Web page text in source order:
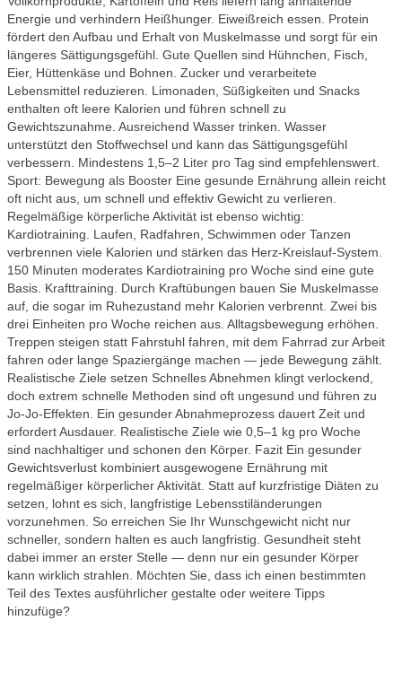
Energie und verhindern Heißhunger. Eiweißreich essen. Protein
fördert den Aufbau und Erhalt von Muskelmasse und sorgt für ein
längeres Sättigungsgefühl. Gute Quellen sind Hühnchen, Fisch,
Eier, Hüttenkäse und Bohnen. Zucker und verarbeitete
Lebensmittel reduzieren. Limonaden, Süßigkeiten und Snacks
enthalten oft leere Kalorien und führen schnell zu
Gewichtszunahme. Ausreichend Wasser trinken. Wasser
unterstützt den Stoffwechsel und kann das Sättigungsgefühl
verbessern. Mindestens 1,5–2 Liter pro Tag sind empfehlenswert.
Sport: Bewegung als Booster Eine gesunde Ernährung allein reicht
oft nicht aus, um schnell und effektiv Gewicht zu verlieren.
Regelmäßige körperliche Aktivität ist ebenso wichtig:
Kardiotraining. Laufen, Radfahren, Schwimmen oder Tanzen
verbrennen viele Kalorien und stärken das Herz‑Kreislauf‑System.
150 Minuten moderates Kardiotraining pro Woche sind eine gute
Basis. Krafttraining. Durch Kraftübungen bauen Sie Muskelmasse
auf, die sogar im Ruhezustand mehr Kalorien verbrennt. Zwei bis
drei Einheiten pro Woche reichen aus. Alltagsbewegung erhöhen.
Treppen steigen statt Fahrstuhl fahren, mit dem Fahrrad zur Arbeit
fahren oder lange Spaziergänge machen — jede Bewegung zählt.
Realistische Ziele setzen Schnelles Abnehmen klingt verlockend,
doch extrem schnelle Methoden sind oft ungesund und führen zu
Jo‑Jo‑Effekten. Ein gesunder Abnahmeprozess dauert Zeit und
erfordert Ausdauer. Realistische Ziele wie 0,5–1 kg pro Woche
sind nachhaltiger und schonen den Körper. Fazit Ein gesunder
Gewichtsverlust kombiniert ausgewogene Ernährung mit
regelmäßiger körperlicher Aktivität. Statt auf kurzfristige Diäten zu
setzen, lohnt es sich, langfristige Lebensstiländerungen
vorzunehmen. So erreichen Sie Ihr Wunschgewicht nicht nur
schneller, sondern halten es auch langfristig. Gesundheit steht
dabei immer an erster Stelle — denn nur ein gesunder Körper
kann wirklich strahlen. Möchten Sie, dass ich einen bestimmten
Teil des Textes ausführlicher gestalte oder weitere Tipps
hinzufüge?